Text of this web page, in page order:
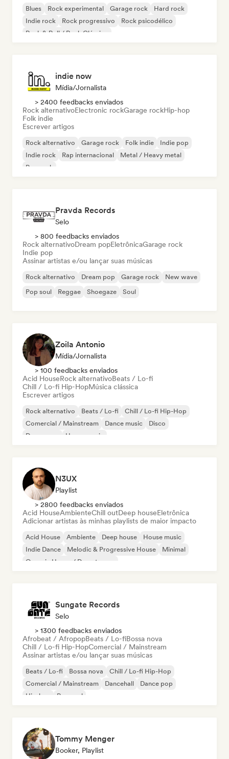
Blues Rock experimental Garage rock
Hard rock
Indie rock
Rock progressivo
Rock psicodélico
Rock & Roll / Rock Clássico
indie now
Mídia/Jornalista
> 2400 feedbacks enviados
Rock alternativoElectronic rockGarage rockHip-hop
Folk indie
Escrever artigos
Rock alternativo Garage rock Folk indie
Indie pop
Indie rock
Rap internacional
Metal / Heavy metal
Pop rock
Pravda Records
Selo
> 800 feedbacks enviados
Rock alternativoDream popEletrônicaGarage rock
Indie pop
Assinar artistas e/ou lançar suas músicas
Rock alternativo Dream pop Garage rock
New wave
Pop soul
Reggae Shoegaze Soul
Zoila Antonio
Mídia/Jornalista
> 100 feedbacks enviados
Acid HouseRock alternativoBeats / Lo-fi
Chill / Lo-fi Hip-HopMúsica clássica
Escrever artigos
Rock alternativo Beats / Lo-fi
Chill / Lo-fi Hip-Hop
Comercial / Mainstream
Dance music
Disco
Dream pop
House music
N3UX
Playlist
> 2800 feedbacks enviados
Acid HouseAmbienteChill outDeep houseEletrônica
Adicionar artistas às minhas playlists de maior impacto
Acid House Ambiente Deep house
House music
Indie Dance
Melodic & Progressive House
Minimal
Organic House / Downtempo
Sungate Records
Selo
> 1300 feedbacks enviados
Afrobeat / AfropopBeats / Lo-fiBossa nova
Chill / Lo-fi Hip-HopComercial / Mainstream
Assinar artistas e/ou lançar suas músicas
Beats / Lo-fi Bossa nova
Chill / Lo-fi Hip-Hop
Comercial / Mainstream
Dancehall
Dance pop
Hip-hop
Pop soul
Tommy Menger
Booker, Playlist